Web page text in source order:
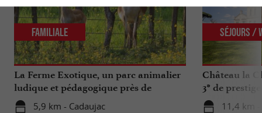
La Ferme Exotique, un parc animalier
ludique et pédagogique près de
Bordeaux
5,9 km - Cadaujac
Familiale
Château la
3* de
11,4 km
Séjours /